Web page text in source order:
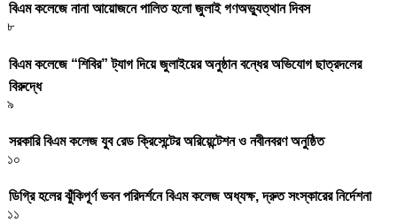
বিএম কলেজে নানা আয়োজনে পালিত হলো জুলাই গণঅভ্যুত্থান দিবস
৮
বিএম কলেজে “শিবির” ট্যাগ দিয়ে জুলাইয়ের অনুষ্ঠান বন্ধের অভিযোগ ছাত্রদলের
বিরুদ্ধে
৯
সরকারি বিএম কলেজ যুব রেড ক্রিসেন্টের অরিয়েন্টেশন ও নবীনবরণ অনুষ্ঠিত
১০
ডিগ্রি হলের ঝুঁকিপূর্ণ ভবন পরিদর্শনে বিএম কলেজ অধ্যক্ষ, দ্রুত সংস্কারের নির্দেশনা
১১